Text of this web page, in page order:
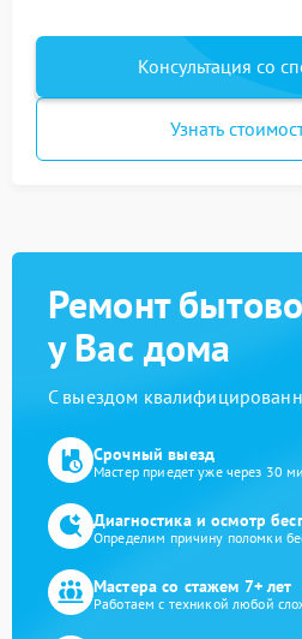
Консультация со
Узнать
Ремонт
у Вас дома
С выездом
Срочный выезд
Мастер приедет уже через 30
Диагностика и осмотр
Определим причину поломки
Мастера со стажем 7+ лет
Работаем с техникой любой